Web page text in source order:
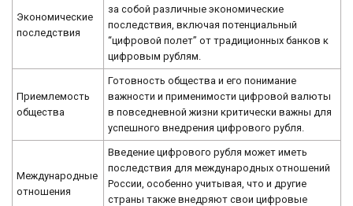
Экономические
последствия
за собой различные экономические
последствия, включая потенциальный
“цифровой полет” от традиционных банков к
цифровым рублям.
Приемлемость
общества
Готовность общества и его понимание
важности и применимости цифровой валюты
в повседневной жизни критически важны для
успешного внедрения цифрового рубля.
Международные
отношения
Введение цифрового рубля может иметь
последствия для международных отношений
России, особенно учитывая, что и другие
страны также внедряют свои цифровые